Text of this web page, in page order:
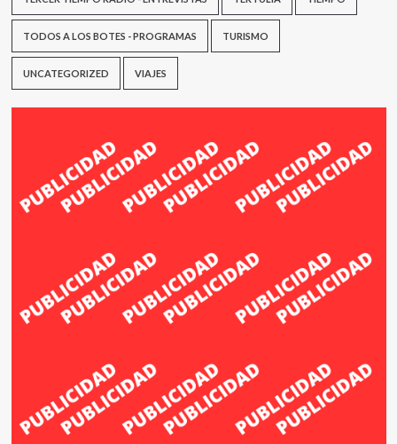
TODOS A LOS BOTES - PROGRAMAS TURISMO
UNCATEGORIZED VIAJES